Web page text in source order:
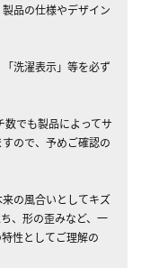
品の仕様やデザイン
洗濯表示」等を必ず
数でも製品によってサ
ので、予めご確認の
の風合いとしてキズ
、形の歪みなど、一
性としてご理解の